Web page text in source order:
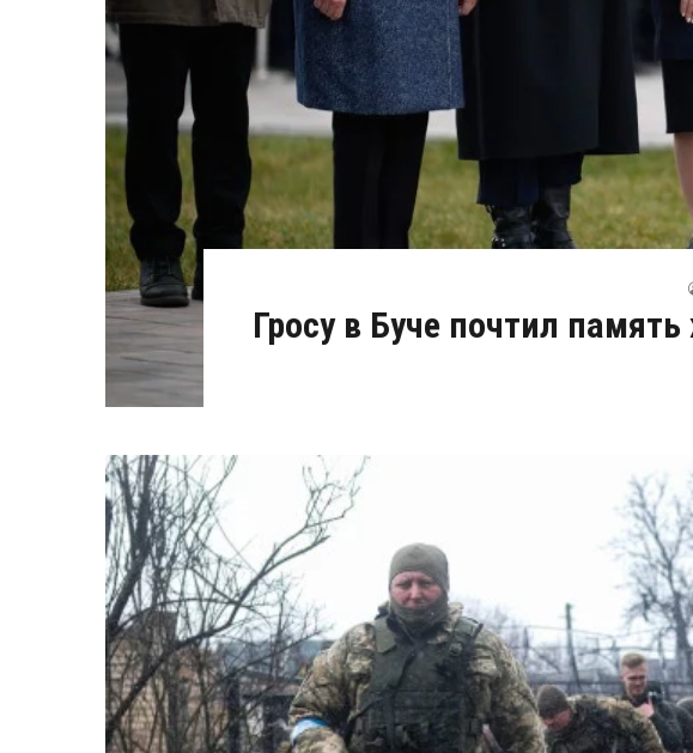
Гросу в Буче почтил